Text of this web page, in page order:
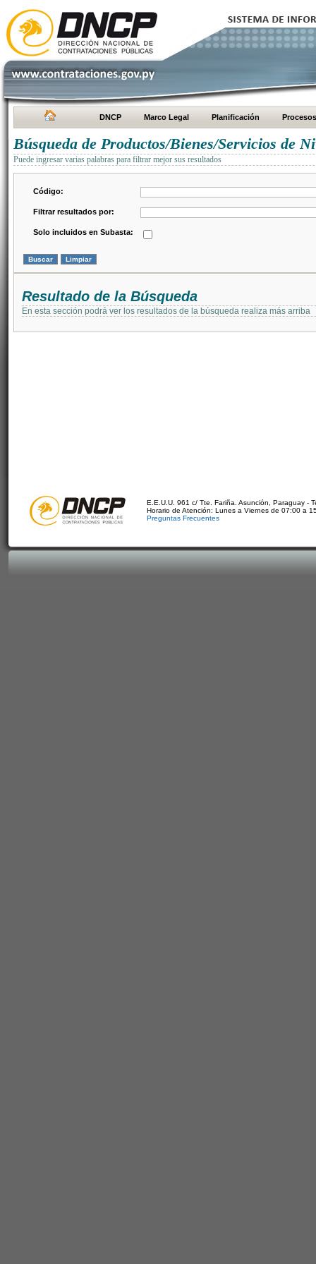
DNCP Marco Legal Planificación Procesos
Búsqueda de Productos/Bienes/Servicios de
Puede ingresar varias palabras para filtrar mejor sus resultados
Código:
Filtrar resultados por:
Solo incluidos en Subasta:
Resultado de la Búsqueda
En esta sección podrá ver los resultados de la búsqueda realiza más arriba
E.E.U.U. 961 c/ Tte. Fariña. Asunción, Paraguay -
Horario de Atención: Lunes a Viernes de 07:00 a
Preguntas Frecuentes